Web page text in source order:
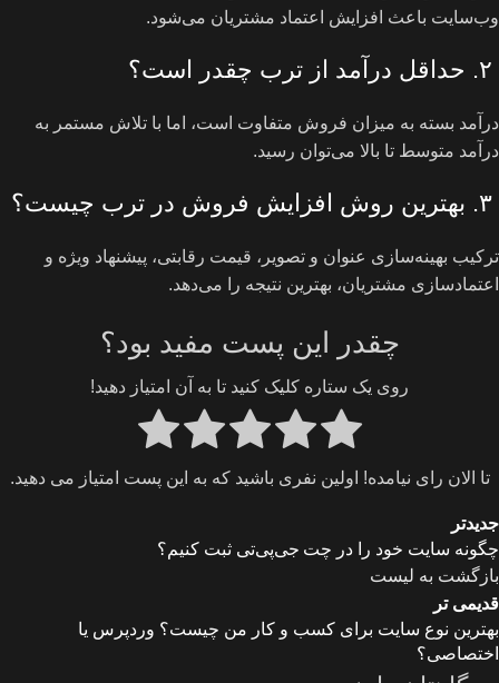
وب‌سایت باعث افزایش اعتماد مشتریان می‌شود.
درآمد بسته به میزان فروش متفاوت است، اما با تلاش مستمر به
درآمد متوسط تا بالا می‌توان رسید.
ترکیب بهینه‌سازی عنوان و تصویر، قیمت رقابتی، پیشنهاد ویژه و
اعتمادسازی مشتریان، بهترین نتیجه را می‌دهد.
چقدر این پست مفید بود؟
روی یک ستاره کلیک کنید تا به آن امتیاز دهید!
تا الان رای نیامده! اولین نفری باشید که به این پست امتیاز می دهید.
جدیدتر
چگونه سایت خود را در چت جی‌پی‌تی ثبت کنیم؟
بازگشت به لیست
قدیمی تر
بهترین نوع سایت برای کسب‌ و کار من چیست؟ وردپرس یا
اختصاصی؟